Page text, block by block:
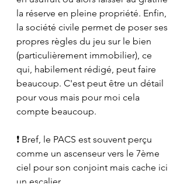
la réserve en pleine propriété. Enfin,
la société civile permet de poser ses
propres règles du jeu sur le bien
(particulièrement immobilier), ce
qui, habilement rédigé, peut faire
beaucoup. C'est peut être un détail
pour vous mais pour moi cela
compte beaucoup.
❗️ Bref, le PACS est souvent perçu
comme un ascenseur vers le 7ème
ciel pour son conjoint mais cache ici
un escalier...